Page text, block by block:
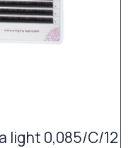
light 0,085/C/12